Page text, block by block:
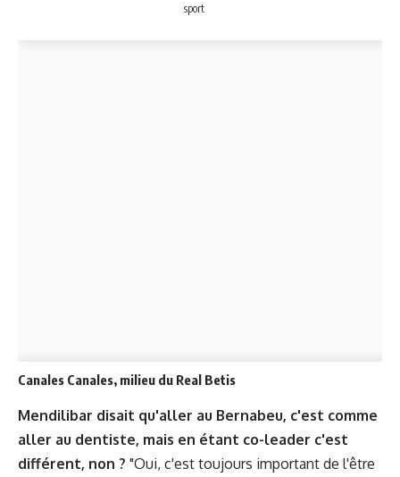
sport
Canales Canales, milieu du Real Betis
Mendilibar disait qu'aller au Bernabeu, c'est comme
aller au dentiste, mais en étant co-leader c'est
différent, non ? "Oui, c'est toujours important de l'être